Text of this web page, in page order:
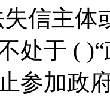
信主
处于 (
参加政